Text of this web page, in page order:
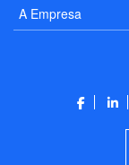
A Empresa